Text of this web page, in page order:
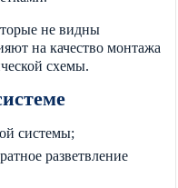
не видны
на качество монтажа
схемы.
системы;
разветвление